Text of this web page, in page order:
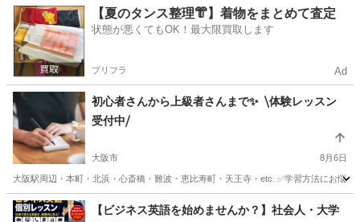
大阪 大阪市 TOEFL(R)テスト
【夏のタンス整理👘】着物をまとめて査定
状態が悪くてもOK！最大限買取します
プリフラ Ad
初心者さんから上級者さんまで✨ ⧹体験レッスン
受付中⧸
大阪市 8月6日
大阪駅周辺・本町・北浜・心斎橋・難波・恵比寿町・天王寺・etc. ✅学習方法にお悩
大阪 大阪市 英語 プロフィール
【ビジネス英語を始めませんか？】社会人・大学